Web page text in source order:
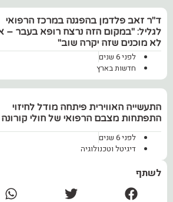
ד"ר זאב פלדמן בהפגנה במרכז הרפואי
לגליל: "במקום הזה נרצח רופא בעבר –
לא מוכנים שזה יקרה שוב"
לפני 6 שנים
חדשות בארץ
‏התעשייה האווירית פיתחה מודל לחיזוי
התפתחות מצבם הרפואי של חולי קורונה
לפני 6 שנים
דיגיטל וטכנולוגיה
לשתף